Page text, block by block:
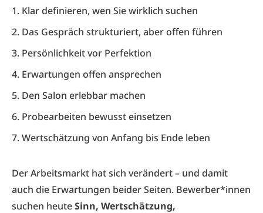
1. Klar definieren, wen Sie wirklich suchen
2. Das Gespräch strukturiert, aber offen führen
3. Persönlichkeit vor Perfektion
4. Erwartungen offen ansprechen
5. Den Salon erlebbar machen
6. Probearbeiten bewusst einsetzen
7. Wertschätzung von Anfang bis Ende leben
Der Arbeitsmarkt hat sich verändert – und damit
auch die Erwartungen beider Seiten. Bewerber*innen
suchen heuteSinn, Wertschätzung,